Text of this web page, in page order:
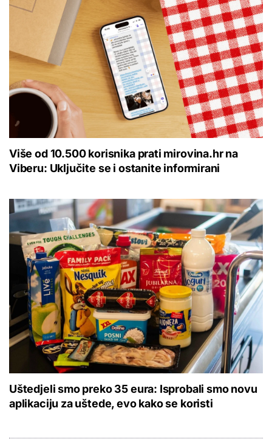
Više od 10.500 korisnika prati mirovina.hr na
Viberu: Uključite se i ostanite informirani
Uštedjeli smo preko 35 eura: Isprobali smo novu
aplikaciju za uštede, evo kako se koristi